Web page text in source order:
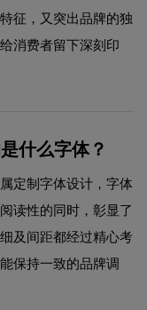
征，又突出品牌的独
消费者留下深刻印
什么字体？
定制字体设计，字体
读性的同时，彰显了
及间距都经过精心考
保持一致的品牌调